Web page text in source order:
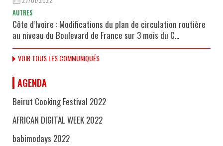
AUTRES
Côte d’Ivoire : Modifications du plan de circulation routière
au niveau du Boulevard de France sur 3 mois du C...
VOIR TOUS LES COMMUNIQUÉS
AGENDA
Beirut Cooking Festival 2022
AFRICAN DIGITAL WEEK 2022
babimodays 2022